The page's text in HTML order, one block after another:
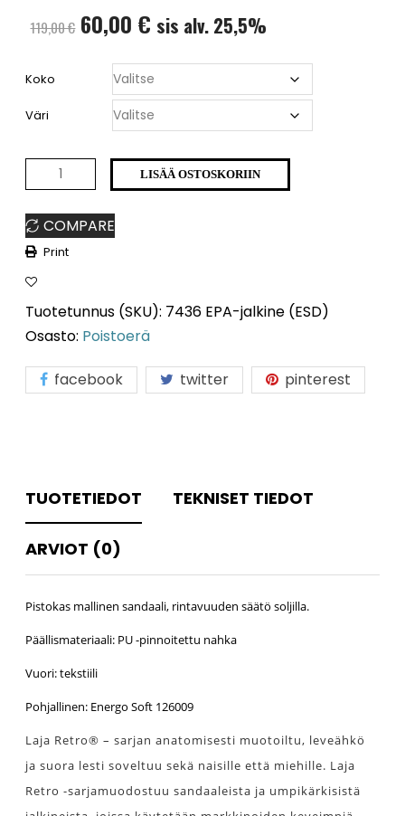
119,00€ Alkuperäinen
hinta
119,00 €.
60,00 € Nykyinen
hinta
on:
60,00 €.
sis alv. 25,5%
Koko
Väri
-
poistoerä
määrä
LISÄÄ OSTOSKORIIN
COMPARE
Print
Tuotetunnus (SKU): 7436 EPA-jalkine (ESD)
Osasto: Poistoerä
facebook twitter pinterest
TUOTETIEDOT TEKNISET TIEDOT
ARVIOT (0)
Pistokas mallinen sandaali, rintavuuden säätö soljilla.
Päällismateriaali: PU -pinnoitettu nahka
Vuori: tekstiili
Pohjallinen: Energo Soft 126009
Laja Retro® – sarjan anatomisesti muotoiltu, leveähkö
ja suora lesti soveltuu sekä naisille että miehille. Laja
Retro -sarjamuodostuu sandaaleista ja umpikärkisistä